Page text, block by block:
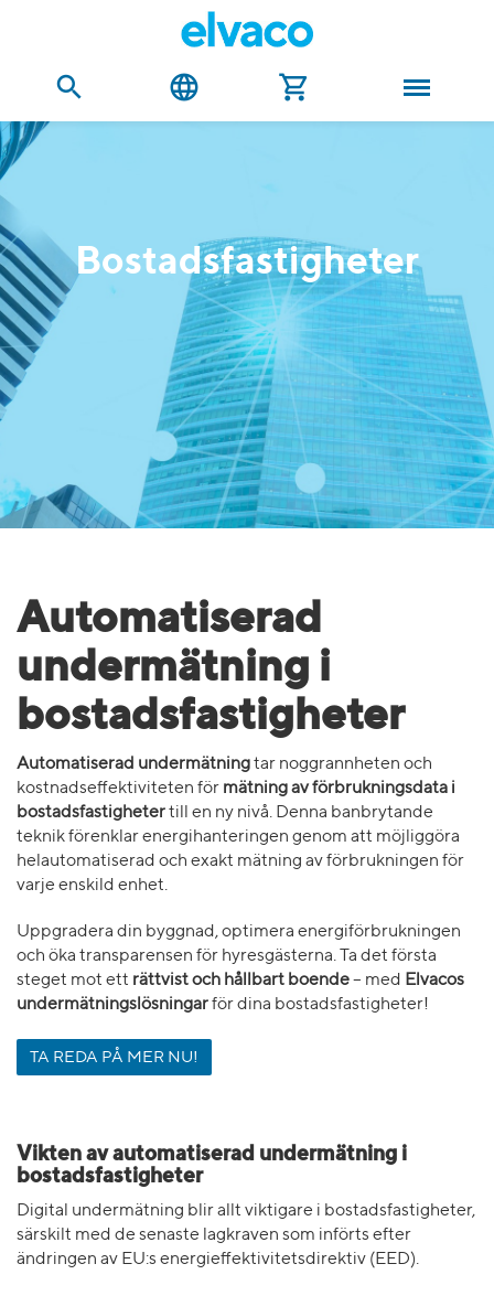
Bostadsfastigheter
Automatiserad
undermätning i
bostadsfastigheter
Automatiserad undermätningtar noggrannheten och
kostnadseffektiviteten för mätning av förbrukningsdata i
bostadsfastighetertill en ny nivå. Denna banbrytande
teknik förenklar energihanteringen genom att möjliggöra
helautomatiserad och exakt mätning av förbrukningen för
varje enskild enhet.
Uppgradera din byggnad, optimera energiförbrukningen
och öka transparensen för hyresgästerna. Ta det första
steget mot ett rättvist och hållbart boende– med Elvacos
undermätningslösningarför dina bostadsfastigheter!
TA REDA PÅ MER NU!
Vikten av automatiserad undermätning i
bostadsfastigheter
Digital undermätning blir allt viktigare i bostadsfastigheter,
särskilt med de senaste lagkraven som införts efter
ändringen av EU:s energieffektivitetsdirektiv (EED).